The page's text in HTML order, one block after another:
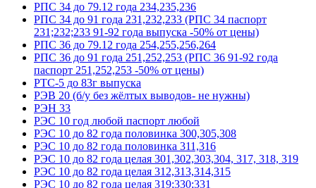
РПС 34 до 79.12 года 234,235,236
РПС 34 до 91 года 231,232,233 (РПС 34 паспорт
231;232;233 91-92 года выпуска -50% от цены)
РПС 36 до 79.12 года 254,255,256,264
РПС 36 до 91 года 251,252,253 (РПС 36 91-92 года
паспорт 251,252,253 -50% от цены)
РТС-5 до 83г выпуска
РЭВ 20 (б/у без жёлтых выводов- не нужны)
РЭН 33
РЭС 10 год любой паспорт любой
РЭС 10 до 82 года половинка 300,305,308
РЭС 10 до 82 года половинка 311,316
РЭС 10 до 82 года целая 301,302,303,304, 317, 318, 319
РЭС 10 до 82 года целая 312,313,314,315
РЭС 10 до 82 года целая 319;330;331